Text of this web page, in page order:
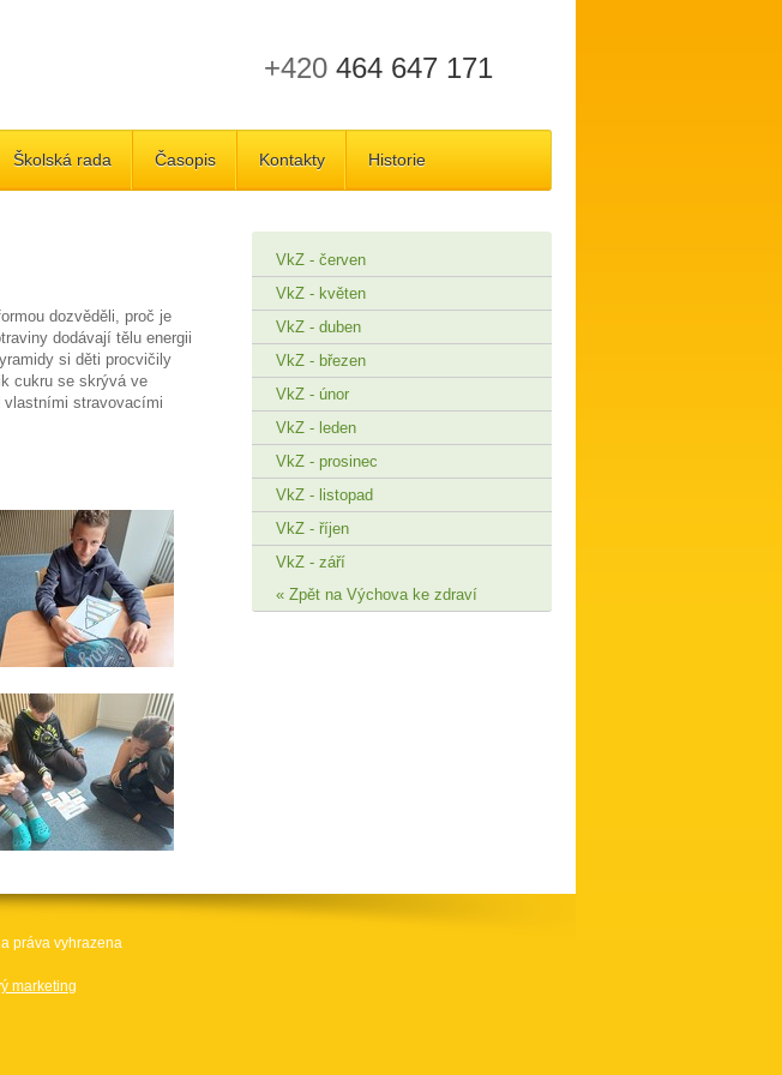
+420 464 647 171
Školská rada Časopis Kontakty Historie
dozvěděli, proč je
dodávají tělu energii
si děti procvičily
cukru se skrývá ve
vlastními stravovacími
VkZ - červen
VkZ - květen
VkZ - duben
VkZ - březen
VkZ - únor
VkZ - leden
VkZ - prosinec
VkZ - listopad
VkZ - říjen
VkZ - září
Zpět na Výchova ke zdraví
práva vyhrazena
marketing